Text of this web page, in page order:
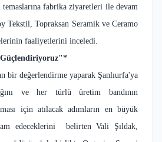
fabrika ziyaretleri ile devam
Tekstil, Topraksan Seramik ve Ceramo
faaliyetlerini inceledi.
Güçlendiriyoruz"*
bir değerlendirme yaparak Şanlıurfa'ya
ve her türlü üretim bandının
için atılacak adımların en büyük
edeceklerini belirten Vali Şıldak,